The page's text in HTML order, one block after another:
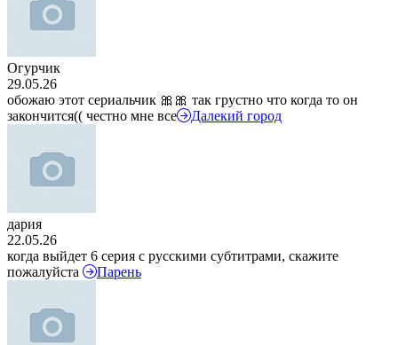
Огурчик
29.05.26
обожаю этот сериальчик 🎀🎀 так грустно что когда то он
закончится(( честно мне все
Далекий город
дария
22.05.26
когда выйдет 6 серия с русскими субтитрами, скажите
пожалуйста
Парень